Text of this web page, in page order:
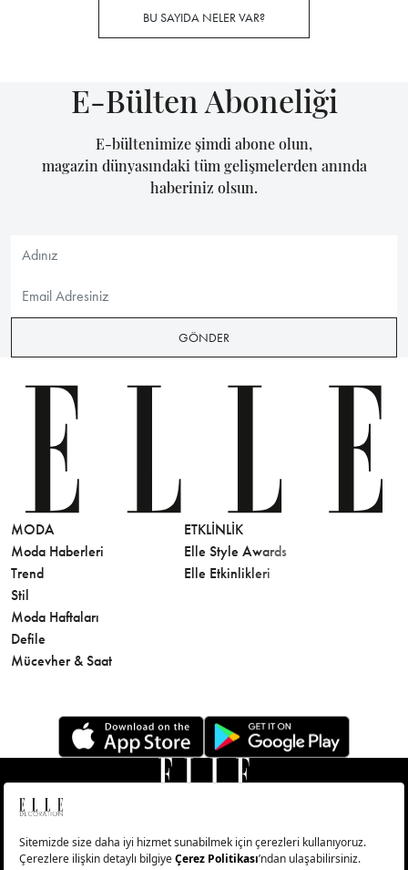
BU SAYIDA NELER VAR?
E-Bülten Aboneliği
E-bültenimize şimdi abone olun,
magazin dünyasındaki tüm gelişmelerden anında
haberiniz olsun.
GÖNDER
MODA
Moda Haberleri
Trend
Stil
Moda Haftaları
Defile
Mücevher & Saat
ETKLINLIK
Elle Style Awards
Elle Etkinlikleri